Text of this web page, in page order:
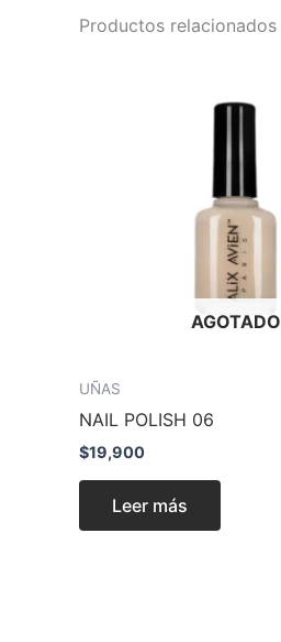
Productos relacionados
AGOTADO
UÑAS
NAIL POLISH 06
$19,900
Leer más